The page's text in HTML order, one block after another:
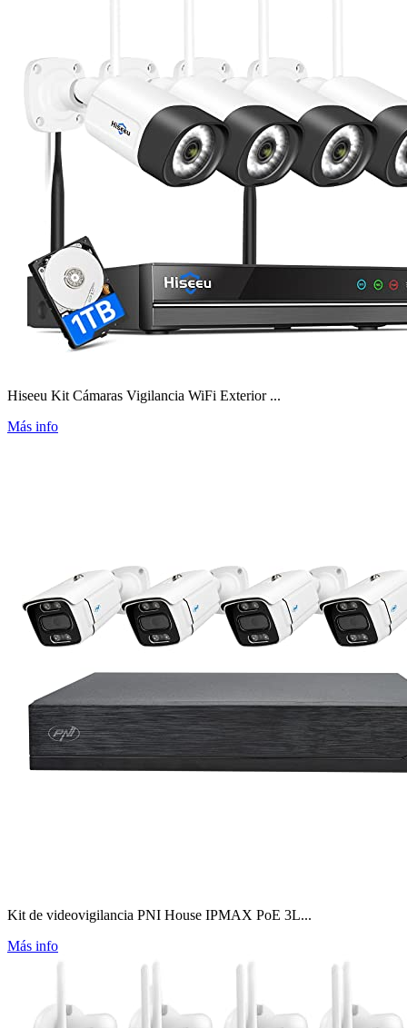
Hiseeu Kit Cámaras Vigilancia WiFi Exterior ...
Más info
Kit de videovigilancia PNI House IPMAX PoE 3L...
Más info